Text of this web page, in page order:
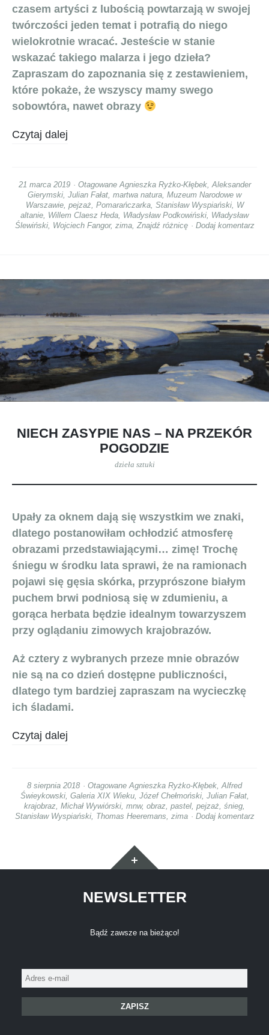
czasem artyści z lubością powtarzają w swojej
twórczości jeden temat i potrafią do niego
wielokrotnie wracać. Jesteście w stanie
wskazać takiego malarza i jego dzieła?
Zapraszam do zapoznania się z zestawieniem,
które pokaże, że wszyscy mamy swego
sobowtóra, nawet obrazy
Czytaj dalej
21 marca 2019 OtagowaneAgnieszka Ryżko-Kłębek,Aleksander
Gierymski, Julian Fałat, martwa natura, Muzeum Narodowe w
Warszawie, pejzaż, Pomarańczarka, Stanisław Wyspiański, W
altanie, Willem Claesz Heda, Władysław Podkowiński, Władysław
Ślewiński, Wojciech Fangor, zima, Znajdź różnicę Dodaj komentarz
NIECH ZASYPIE NAS – NA PRZEKÓR
POGODZIE
dzieła sztuki
Upały za oknem dają się wszystkim we znaki,
dlatego postanowiłam ochłodzić atmosferę
obrazami przedstawiającymi… zimę! Trochę
śniegu w środku lata sprawi, że na ramionach
pojawi się gęsia skórka, przyprószone białym
puchem brwi podniosą się w zdumieniu, a
gorąca herbata będzie idealnym towarzyszem
przy oglądaniu zimowych krajobrazów.
Aż cztery z wybranych przeze mnie obrazów
nie są na co dzień dostępne publiczności,
dlatego tym bardziej zapraszam na wycieczkę
ich śladami.
Czytaj dalej
8 sierpnia 2018 Otagowane Agnieszka Ryżko-Kłębek Alfred
Świeykowski, Galeria XIX Wieku, Józef Chełmoński, Julian Fałat,
krajobraz Michał Wywiórski mnw, obraz pastel pejzaż śnieg
Stanisław Wyspiański, Thomas Heeremans zima Dodaj komentarz
Widgety
NEWSLETTER
Bądź zawsze na bieżąco!
Adres
e-